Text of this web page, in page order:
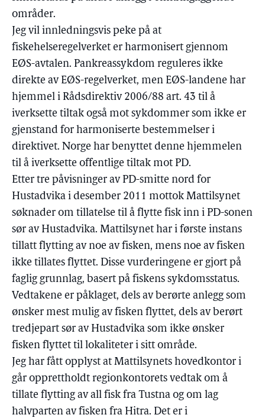
områder.
Jeg vil innledningsvis peke på at
fiskehelseregelverket er harmonisert gjennom
EØS-avtalen. Pankreassykdom reguleres ikke
direkte av EØS-regelverket, men EØS-landene har
hjemmel i Rådsdirektiv 2006/88 art. 43 til å
iverksette tiltak også mot sykdommer som ikke er
gjenstand for harmoniserte bestemmelser i
direktivet. Norge har benyttet denne hjemmelen
til å iverksette offentlige tiltak mot PD.
Etter tre påvisninger av PD-smitte nord for
Hustadvika i desember 2011 mottok Mattilsynet
søknader om tillatelse til å flytte fisk inn i PD-sonen
sør av Hustadvika. Mattilsynet har i første instans
tillatt flytting av noe av fisken, mens noe av fisken
ikke tillates flyttet. Disse vurderingene er gjort på
faglig grunnlag, basert på fiskens sykdomsstatus.
Vedtakene er påklaget, dels av berørte anlegg som
ønsker mest mulig av fisken flyttet, dels av berørt
tredjepart sør av Hustadvika som ikke ønsker
fisken flyttet til lokaliteter i sitt område.
Jeg har fått opplyst at Mattilsynets hovedkontor i
går opprettholdt regionkontorets vedtak om å
tillate flytting av all fisk fra Tustna og om lag
halvparten av fisken fra Hitra. Det er i